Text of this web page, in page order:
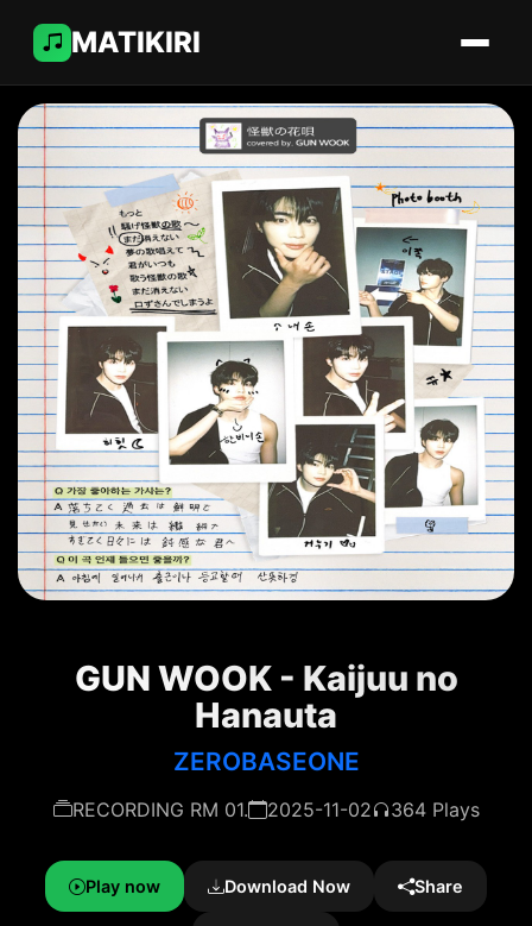
MATIKIRI
GUN WOOK - Kaijuu no
Hanauta
ZEROBASEONE
RECORDING RM 01. 2025-11-02 364 Plays
Play now Download Now Share